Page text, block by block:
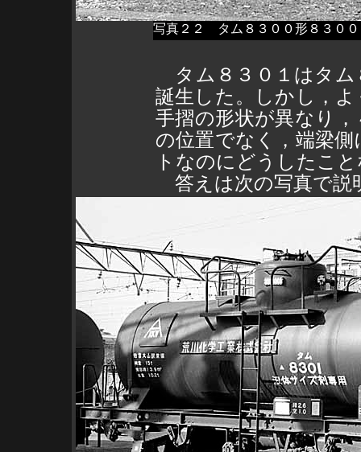
写真２２ タム８３００形８３００
タム８３０１はタム
誕生した。しかし，
手摺の形状が異なり
の位置でなく，端梁
トなのにどうしたこ
答えは次の写真で説